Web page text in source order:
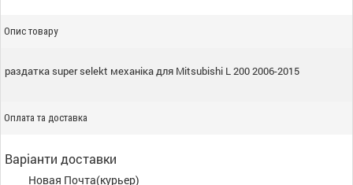
Опис товару
раздатка super selekt механіка для Mitsubishi L 200 2006-2015
Оплата та доставка
Варіанти доставки
Новая Почта(курьер)